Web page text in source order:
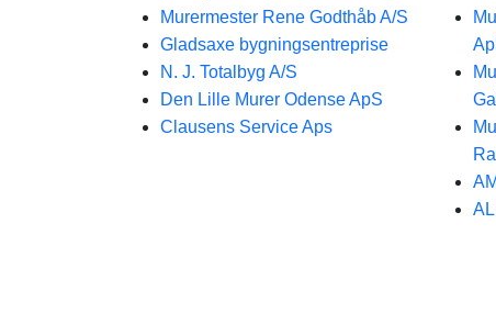
Murermester Rene Godthåb A/S
Gladsaxe bygningsentreprise
N. J. Totalbyg A/S
Den Lille Murer Odense ApS
Clausens Service Aps